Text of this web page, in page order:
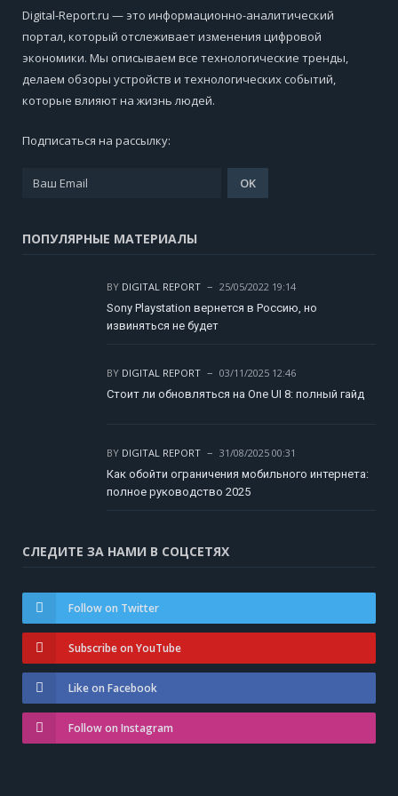
Digital-Report.ru — это информационно-аналитический
портал, который отслеживает изменения цифровой
экономики. Мы описываем все технологические тренды,
делаем обзоры устройств и технологических событий,
которые влияют на жизнь людей.
Подписаться на рассылку:
ПОПУЛЯРНЫЕ МАТЕРИАЛЫ
BY DIGITAL REPORT
25/05/2022 19:14
Sony Playstation вернется в Россию, но
извиняться не будет
BY DIGITAL REPORT
03/11/2025 12:46
Стоит ли обновляться на One UI 8: полный гайд
BY DIGITAL REPORT
31/08/2025 00:31
Как обойти ограничения мобильного интернета:
полное руководство 2025
СЛЕДИТЕ ЗА НАМИ В СОЦСЕТЯХ
Follow on Twitter
Subscribe on YouTube
Like on Facebook
Follow on Instagram